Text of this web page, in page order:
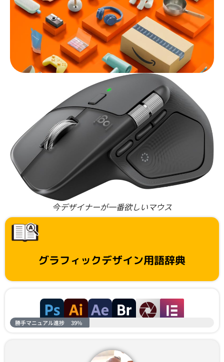
今デザイナーが一番欲しいマウス
グラフィックデザイン用語辞典
勝手マニュアル進捗 39%